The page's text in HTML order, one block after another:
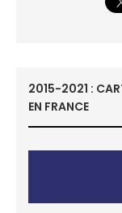
2015-2021 :
EN FRANCE